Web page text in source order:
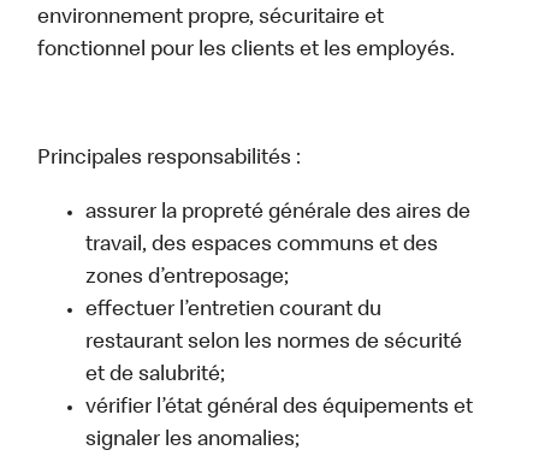
environnement propre, sécuritaire et
fonctionnel pour les clients et les employés.
Principales responsabilités :
assurer la propreté générale des aires de
travail, des espaces communs et des
zones d’entreposage;
effectuer l’entretien courant du
restaurant selon les normes de sécurité
et de salubrité;
vérifier l’état général des équipements et
signaler les anomalies;